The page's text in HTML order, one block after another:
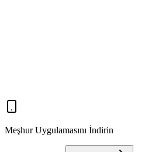
Meşhur Uygulamasını İndirin